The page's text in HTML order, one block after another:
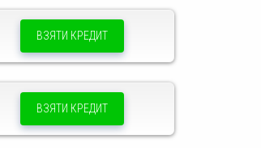
ВЗЯТИ КРЕДИТ
ВЗЯТИ КРЕДИТ